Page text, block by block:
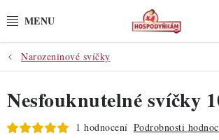
na
POTŘEBY
POMŮCKY
SUROVINY
Narozeninové svíčky
Nesfouknutelné svíčky
1 hodnocení Podrobnosti